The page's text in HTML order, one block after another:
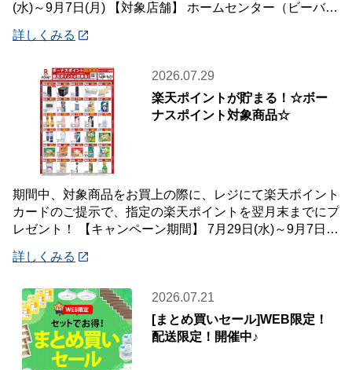
(水)～9月7日(月) 【対象店舗】 ホームセンター（ビーバー
詳しくみる
2026.07.29
楽天ポイントが貯まる！☆ボー
ナスポイント対象商品☆
期間中、対象商品をお買上の際に、レジにて楽天ポイント
カードのご提示で、指定の楽天ポイントを翌月末までにプ
レゼント！ 【キャンペーン期間】 7月29日(水)～9月7日
詳しくみる
2026.07.21
[まとめ買いセール]WEB限定！
配送限定！開催中♪